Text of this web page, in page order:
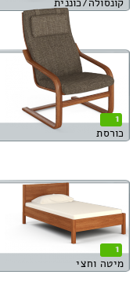
1
כורסת
1
מיטה וחצי